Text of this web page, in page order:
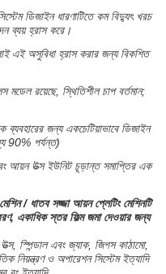
ডিজাইন ধারণাটিতে কম বিদ্যুৎ খরচ
ব্যয় হ্রাস করে।
এই অসুবিধা হ্রাস করার জন্য বিকশিত
মডেল রয়েছে, স্থিতিশীল চাপ বর্তমান;
ব্যবহারের জন্য একচেটিয়াভাবে ডিজাইন
90% পর্যন্ত)
আয়ন উত্স ইউনিট চূড়ান্ত সমাপ্তির এক
/ ধাতব সজ্জা আয়ন প্লেটিং মেশিনটি
একাধিক স্তর ফিল্ম জমা দেওয়ার জন্য
স্পিন্ডাল এবং জ্যাক, জিগস কাঠামো,
নিয়ন্ত্রণ ও অপারেশন সিস্টেম ইত্যাদি